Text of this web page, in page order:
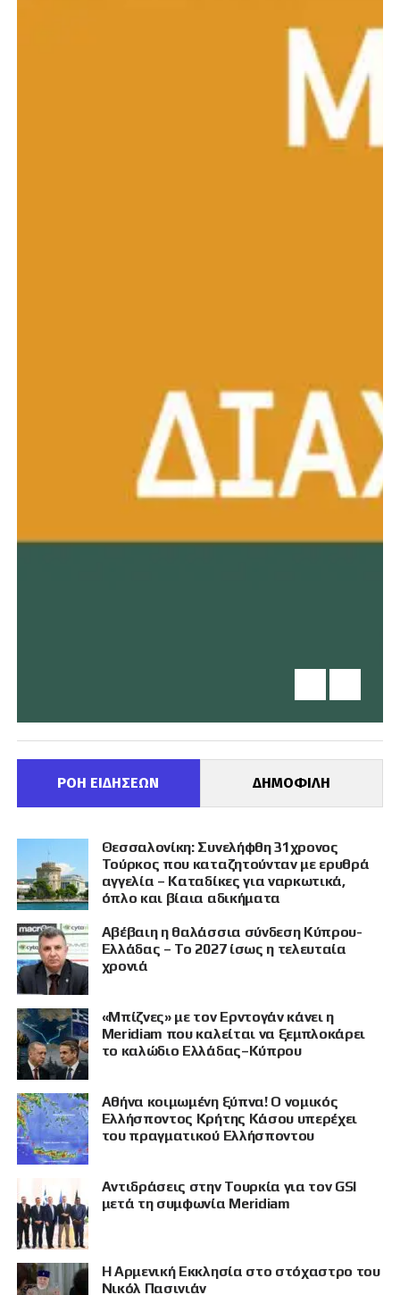
ΠΡΟΒΟΛΗ
ΡΟΗ ΕΙΔΗΣΕΩΝ ΔΗΜΟΦΙΛΗ
Θεσσαλονίκη: Συνελήφθη 31χρονος
Τούρκος που καταζητούνταν με ερυθρά
αγγελία – Καταδίκες για ναρκωτικά,
όπλο και βίαια αδικήματα
Αβέβαιη η θαλάσσια σύνδεση Κύπρου-
Ελλάδας – Το 2027 ίσως η τελευταία
χρονιά
«Μπίζνες» με τον Ερντογάν κάνει η
Meridiam που καλείται να ξεμπλοκάρει
το καλώδιο Ελλάδας–Κύπρου
Αθήνα κοιμωμένη ξύπνα! Ο νομικός
Ελλήσποντος Κρήτης Κάσου υπερέχει
του πραγματικού Ελλήσποντου
Αντιδράσεις στην Τουρκία για τον GSI
μετά τη συμφωνία Meridiam
Η Αρμενική Εκκλησία στο στόχαστρο του
Νικόλ Πασινιάν